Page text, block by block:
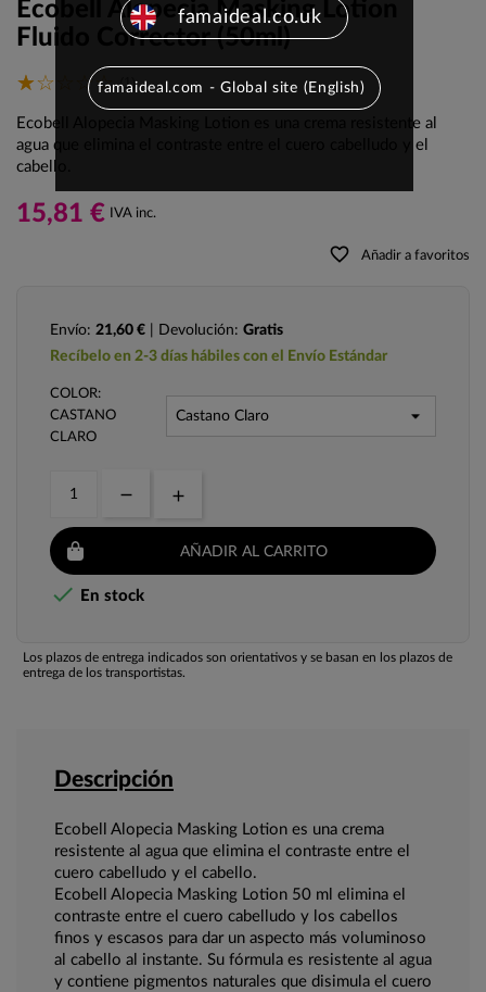
Ecobell Alopecia Masking Lotion
Fluido Corrector (50ml)
(1)
Ecobell Alopecia Masking Lotion es una crema resistente al
agua que elimina el contraste entre el cuero cabelludo y el
cabello.
15,81 € IVA inc.
favorite_border Añadir a favoritos
Envío: 21,60 € | Devolución: Gratis
Recíbelo en 2-3 días hábiles con el Envío Estándar
COLOR:
CASTANO
CLARO
AÑADIR AL CARRITO
 En stock
Los plazos de entrega indicados son orientativos y se basan en los plazos de
entrega de los transportistas.
Descripción
Ecobell Alopecia Masking Lotion es una crema
resistente al agua que elimina el contraste entre el
cuero cabelludo y el cabello.
Ecobell Alopecia Masking Lotion 50 ml elimina el
contraste entre el cuero cabelludo y los cabellos
finos y escasos para dar un aspecto más voluminoso
al cabello al instante. Su fórmula es resistente al agua
y contiene pigmentos naturales que disimula el cuero
famaideal.co.uk
famaideal.com - Global site (English)